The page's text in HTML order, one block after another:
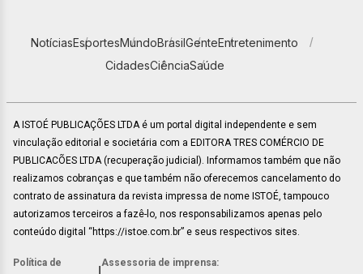
NotíciasEsportesMundoBrasilGenteEntretenimento
CidadesCiênciaSaúde
A ISTOÉ PUBLICAÇÕES LTDA é um portal digital independente e sem
vinculação editorial e societária com a EDITORA TRES COMÉRCIO DE
PUBLICACÕES LTDA (recuperação judicial). Informamos também que não
realizamos cobranças e que também não oferecemos cancelamento do
contrato de assinatura da revista impressa de nome ISTOÉ, tampouco
autorizamos terceiros a fazê-lo, nos responsabilizamos apenas pelo
conteúdo digital “https://istoe.com.br” e seus respectivos sites.
Política de Assessoria de imprensa: